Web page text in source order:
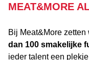
MEAT&MORE
Bij Meat&More
dan 100 smakelijke
ieder talent een